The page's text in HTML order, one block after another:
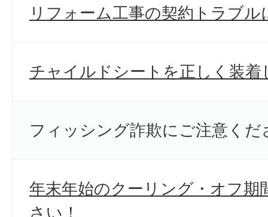
リフォーム工事の契約トラブ
チャイルドシートを正しく装着
フィッシング詐欺にご注意くだ
年末年始のクーリング・オフ期
さい！